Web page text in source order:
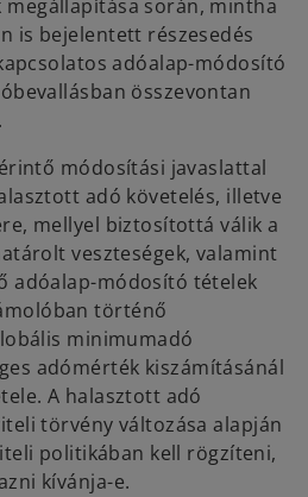
során, mintha
is bejelentett részesedés
adóalap-módosító
összevontan
módosítási javaslattal
adó követelés, illetve
mellyel biztosítottá válik a
veszteségek, valamint
adóalap-módosító tételek
történő
minimumadó
adómérték kiszámításánál
A halasztott adó
törvény változása alapján
politikában kell rögzíteni,
kívánja-e.